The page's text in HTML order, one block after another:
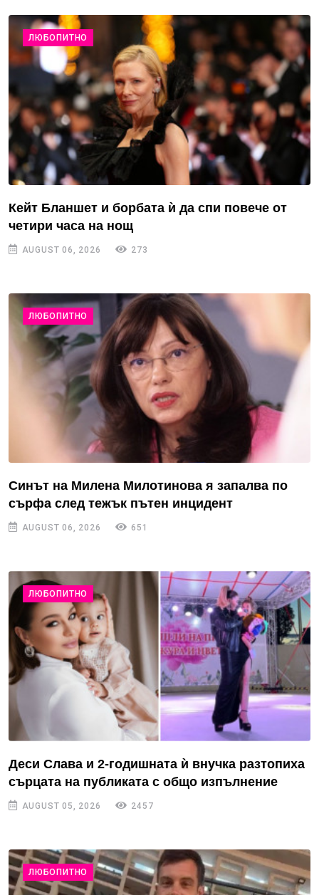
ЛЮБОПИТНО
Кейт Бланшет и борбата ѝ да спи повече от
четири часа на нощ
AUGUST 06, 2026 273
ЛЮБОПИТНО
Синът на Милена Милотинова я запалва по
сърфа след тежък пътен инцидент
AUGUST 06, 2026 651
ЛЮБОПИТНО
Деси Слава и 2-годишната ѝ внучка разтопиха
сърцата на публиката с общо изпълнение
AUGUST 05, 2026 2457
ЛЮБОПИТНО